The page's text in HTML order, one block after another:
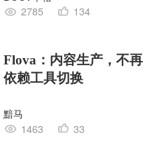
2785
134
Flova：内容生产，不再
依赖工具切换
黯马
1463
33